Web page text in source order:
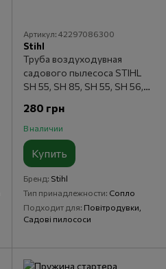
Артикул: 42297086300
Stihl
Труба воздуходувная
садового пылесоса STIHL
SH 55, SH 85, SH 55, SH 56,
280 грн
В наличии
Купить
Бренд Stihl
Тип принадлежности Сопло
Подходит для Повітродувки,
Садові пилососи